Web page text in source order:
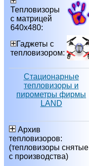
Тепловизоры
с матрицей
640х480:
Гаджеты с
тепловизором:
Стационарные
тепловизоры и
пирометры фирмы
LAND
Архив
тепловизоров:
(тепловизоры снятые
с производства)